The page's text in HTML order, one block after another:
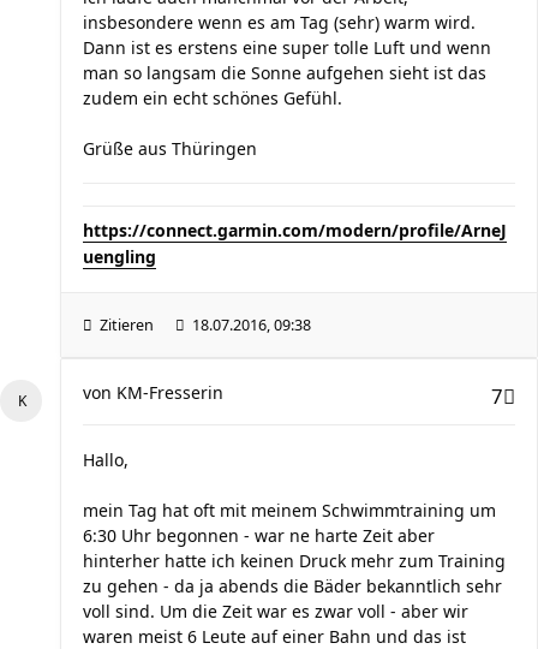
insbesondere wenn es am Tag (sehr) warm wird.
Dann ist es erstens eine super tolle Luft und wenn
man so langsam die Sonne aufgehen sieht ist das
zudem ein echt schönes Gefühl.
Grüße aus Thüringen
https://connect.garmin.com/modern/profile/ArneJ
uengling
Zitieren 18.07.2016, 09:38
7
von KM-Fresserin
Hallo,
mein Tag hat oft mit meinem Schwimmtraining um
6:30 Uhr begonnen - war ne harte Zeit aber
hinterher hatte ich keinen Druck mehr zum Training
zu gehen - da ja abends die Bäder bekanntlich sehr
voll sind. Um die Zeit war es zwar voll - aber wir
waren meist 6 Leute auf einer Bahn und das ist